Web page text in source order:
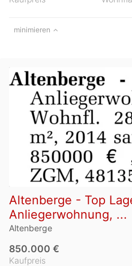
minimieren
Altenberge - Top
Anliegerwohnung, ...
Altenberge
Kaufpreis
850.000 €